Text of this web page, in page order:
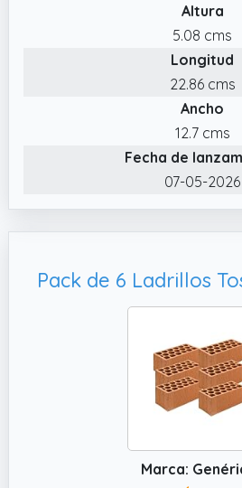
antideslizante, resistente y
✔️ Fácil de Transportar. El
mide 23 cm de largo, 15 cm
✔️ Fácil de Limpiar. Cuando
bloques yoga después de
mucho tiempo, solo
con detergente suave para
Altura
5.08 cms
Longitud
22.86 cms
Ancho
12.7 cms
Fecha de
07-05-2026
Marca: